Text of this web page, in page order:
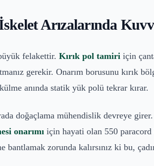
Arızalarında
felakettir. Kırık pol tamiri için
gerekir. Onarım borusunu
anında statik yük polü tekrar kırar.
doğaçlama mühendislik devreye
onarımı için hayati olan 550 paracord
zorunda kalırsınız ki bu,